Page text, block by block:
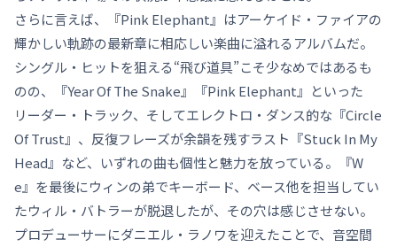
さらに言えば、『Pink Elephant』はアーケイド・ファイアの
輝かしい軌跡の最新章に相応しい楽曲に溢れるアルバムだ。
シングル・ヒットを狙える“飛び道具”こそ少なめではあるも
のの、『Year Of The Snake』『Pink Elephant』といった
リーダー・トラック、そしてエレクトロ・ダンス的な『Circle
Of Trust』、反復フレーズが余韻を残すラスト『Stuck In My
Head』など、いずれの曲も個性と魅力を放っている。『W
e』を最後にウィンの弟でキーボード、ベース他を担当してい
たウィル・バトラーが脱退したが、その穴は感じさせない。
プロデューサーにダニエル・ラノワを迎えたことで、音空間